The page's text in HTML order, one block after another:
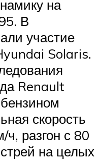
на
В
участие
Solaris.
Renault
скорость
разгон с 80
на целых